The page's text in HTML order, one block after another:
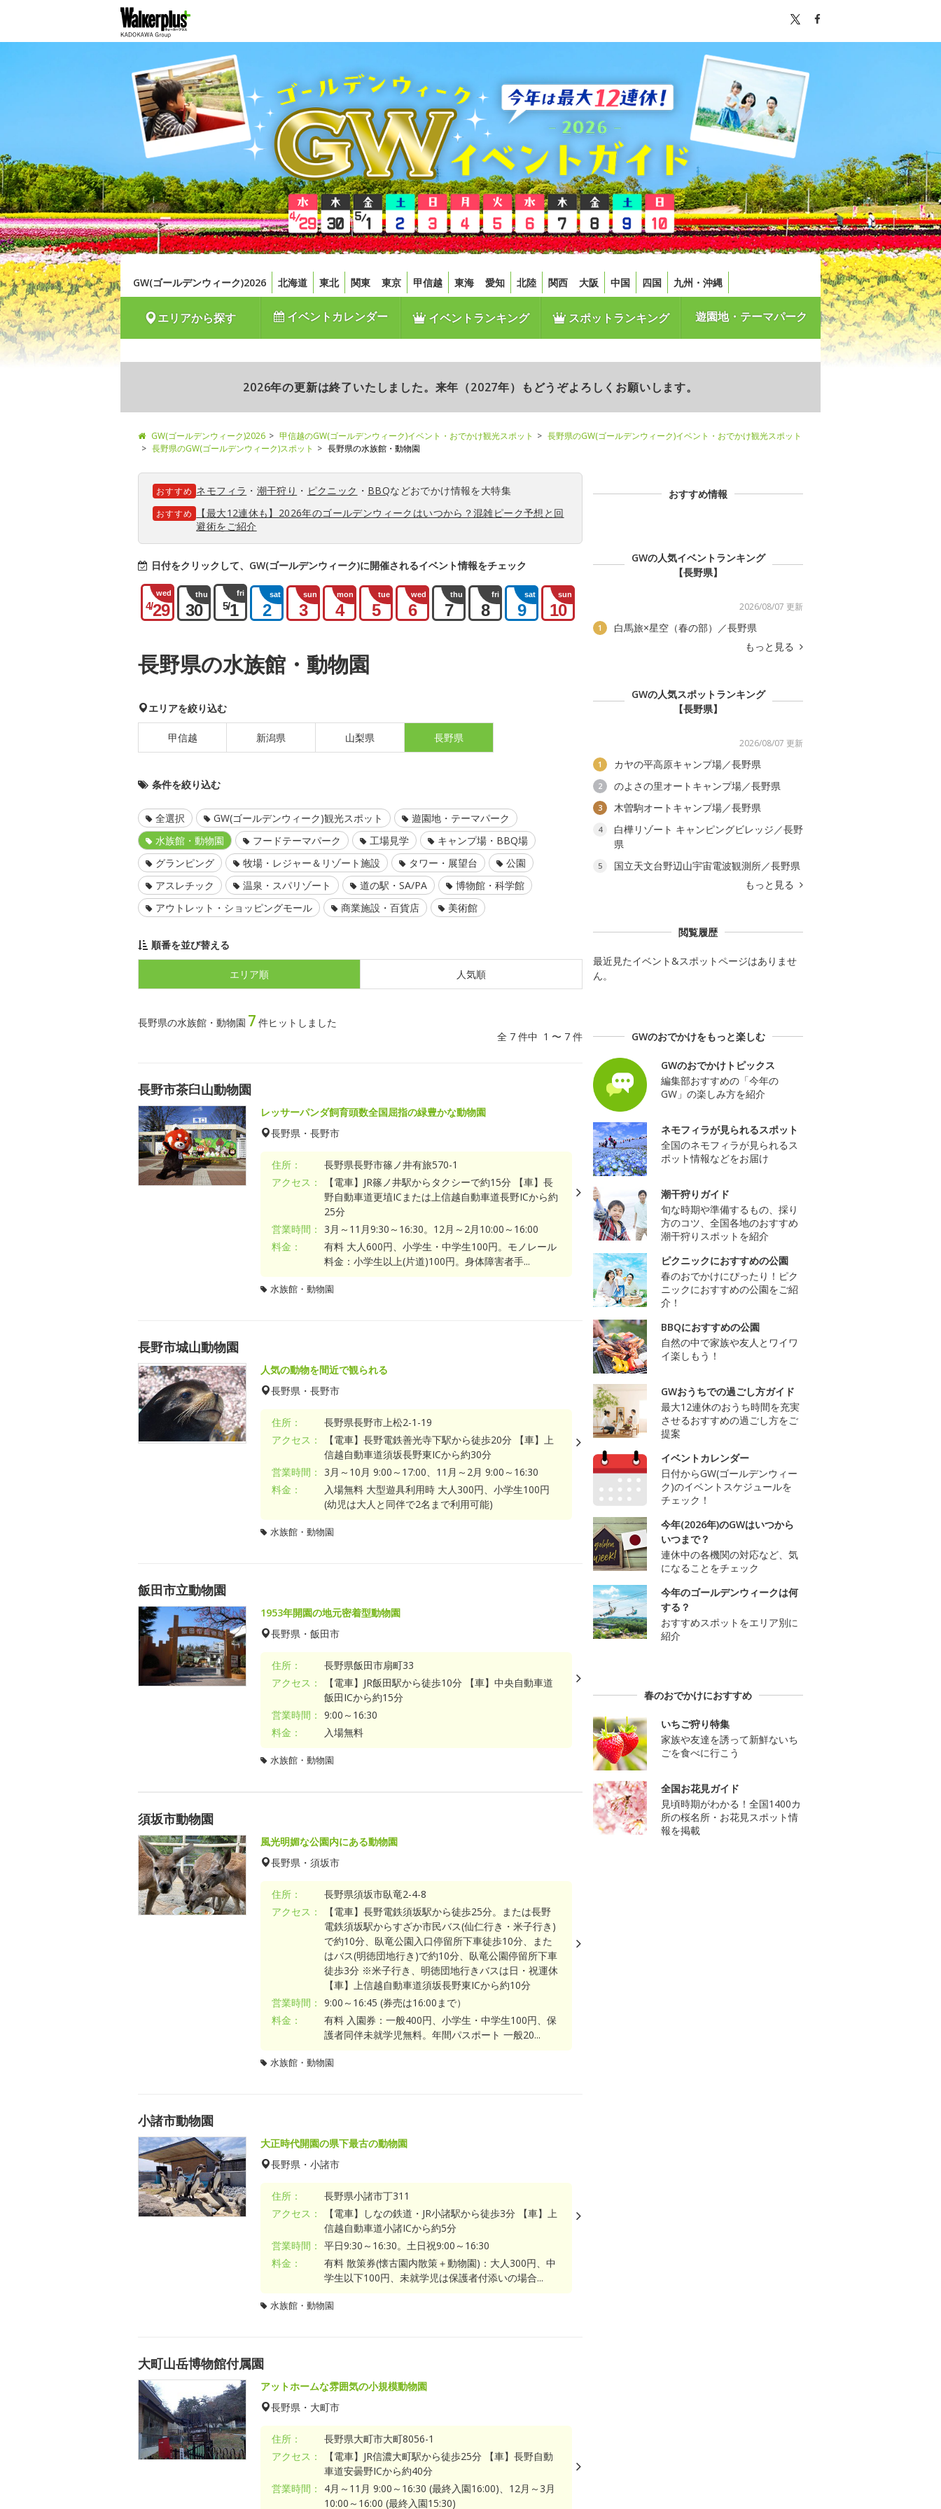
GW(ゴールデンウィーク)2026 北海道 東北 関東 東京 甲信越 東海 愛知 北陸 関西 大阪 中国 四国 九州・沖縄
エリアから探す イベントカレンダー イベントランキング スポットランキング 遊園地・テーマパーク
2026年の更新は終了いたしました。来年（2027年）もどうぞよろしくお願いします。
GW(ゴールデンウィーク)2026 甲信越のGW(ゴールデンウィーク)イベント・おでかけ観光スポット
長野県のGW(ゴールデンウィーク)イベント・おでかけ観光スポット
長野県のGW(ゴールデンウィーク)スポット
長野県の水族館・動物園
おすすめ ネモフィラ ・ 潮干狩り ・ ピクニック ・ BBQなどおでかけ情報を大特集
おすすめ
【最大12連休も】2026年のゴールデンウィークはいつから？混雑ピーク予想と回
避術をご紹介
日付をクリックして、GW(ゴールデンウィーク)に開催されるイベント情報をチェック
wed
4/29
thu
30
fri
5/1
sat
2
sun
3
mon
4
tue
5
wed
6
thu
7
fri
8
sat
9
sun
10
長野県の水族館・動物園
エリアを絞り込む
甲信越 新潟県 山梨県 長野県
条件を絞り込む
全選択 GW(ゴールデンウィーク)観光スポット
遊園地・テーマパーク
水族館・動物園
フードテーマパーク 工場見学
キャンプ場・BBQ場
グランピング
牧場・レジャー＆リゾート施設 タワー・展望台
公園
アスレチック
温泉・スパリゾート 道の駅・SA/PA
博物館・科学館
アウトレット・ショッピングモール
商業施設・百貨店 美術館
順番を並び替える
エリア順 人気順
長野県の水族館・動物園 7 件ヒットしました
全 7 件中 1 〜 7 件
長野市茶臼山動物園
レッサーパンダ飼育頭数全国屈指の緑豊かな動物園
長野県・長野市
住所：
長野県長野市篠ノ井有旅570-1
アクセス：
【電車】JR篠ノ井駅からタクシーで約15分 【車】長
野自動車道更埴ICまたは上信越自動車道長野ICから約
25分
営業時間：
3月～11月9:30～16:30。12月～2月10:00～16:00
料金：
有料 大人600円、小学生・中学生100円。モノレール
料金：小学生以上(片道)100円。身体障害者手...
水族館・動物園
長野市城山動物園
人気の動物を間近で観られる
長野県・長野市
住所：
長野県長野市上松2-1-19
アクセス：
【電車】長野電鉄善光寺下駅から徒歩20分 【車】上
信越自動車道須坂長野東ICから約30分
営業時間：
3月～10月 9:00～17:00、11月～2月 9:00～16:30
料金：
入場無料 大型遊具利用時 大人300円、小学生100円
(幼児は大人と同伴で2名まで利用可能)
水族館・動物園
飯田市立動物園
1953年開園の地元密着型動物園
長野県・飯田市
住所：
長野県飯田市扇町33
アクセス：
【電車】JR飯田駅から徒歩10分 【車】中央自動車道
飯田ICから約15分
営業時間： 9:00～16:30
料金：
入場無料
水族館・動物園
須坂市動物園
風光明媚な公園内にある動物園
長野県・須坂市
住所：
長野県須坂市臥竜2-4-8
アクセス：
【電車】長野電鉄須坂駅から徒歩25分。または長野
電鉄須坂駅からすざか市民バス(仙仁行き・米子行き)
で約10分、臥竜公園入口停留所下車徒歩10分、また
はバス(明徳団地行き)で約10分、臥竜公園停留所下車
徒歩3分 ※米子行き、明徳団地行きバスは日・祝運休
【車】上信越自動車道須坂長野東ICから約10分
営業時間： 9:00～16:45 (券売は16:00まで）
料金：
有料 入園券：一般400円、小学生・中学生100円、保
護者同伴未就学児無料。年間パスポート 一般20...
水族館・動物園
小諸市動物園
大正時代開園の県下最古の動物園
長野県・小諸市
住所：
長野県小諸市丁311
アクセス：
【電車】しなの鉄道・JR小諸駅から徒歩3分 【車】上
信越自動車道小諸ICから約5分
営業時間： 平日9:30～16:30。土日祝9:00～16:30
料金：
有料 散策券(懐古園内散策＋動物園)：大人300円、中
学生以下100円、未就学児は保護者付添いの場合...
水族館・動物園
大町山岳博物館付属園
アットホームな雰囲気の小規模動物園
長野県・大町市
住所：
長野県大町市大町8056-1
アクセス：
【電車】JR信濃大町駅から徒歩25分 【車】長野自動
車道安曇野ICから約40分
営業時間：
4月～11月 9:00～16:30 (最終入園16:00)、12月～3月
10:00～16:00 (最終入園15:30)
おすすめ情報
GWの人気イベントランキング
【長野県】
2026/08/07 更新
1
白馬旅×星空（春の部）／長野県
もっと見る
GWの人気スポットランキング
【長野県】
2026/08/07 更新
1 カヤの平高原キャンプ場／長野県
2 のよさの里オートキャンプ場／長野県
3 木曽駒オートキャンプ場／長野県
4
白樺リゾート キャンピングビレッジ／長野
県
5
国立天文台野辺山宇宙電波観測所／長野県
もっと見る
閲覧履歴
最近見たイベント&スポットページはありませ
ん。
GWのおでかけをもっと楽しむ
GWのおでかけトピックス
編集部おすすめの「今年の
GW」の楽しみ方を紹介
ネモフィラが見られるスポット
全国のネモフィラが見られるス
ポット情報などをお届け
潮干狩りガイド
旬な時期や準備するもの、採り
方のコツ、全国各地のおすすめ
潮干狩りスポットを紹介
ピクニックにおすすめの公園
春のおでかけにぴったり！ピク
ニックにおすすめの公園をご紹
介！
BBQにおすすめの公園
自然の中で家族や友人とワイワ
イ楽しもう！
GWおうちでの過ごし方ガイド
最大12連休のおうち時間を充実
させるおすすめの過ごし方をご
提案
イベントカレンダー
日付からGW(ゴールデンウィー
ク)のイベントスケジュールを
チェック！
今年(2026年)のGWはいつから
いつまで？
連休中の各機関の対応など、気
になることをチェック
今年のゴールデンウィークは何
する？
おすすめスポットをエリア別に
紹介
春のおでかけにおすすめ
いちご狩り特集
家族や友達を誘って新鮮ないち
ごを食べに行こう
全国お花見ガイド
見頃時期がわかる！全国1400カ
所の桜名所・お花見スポット情
報を掲載